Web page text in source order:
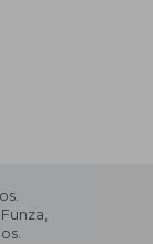
Funza,